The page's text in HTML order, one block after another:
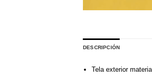
DESCRIPCIÓN
Tela exterior